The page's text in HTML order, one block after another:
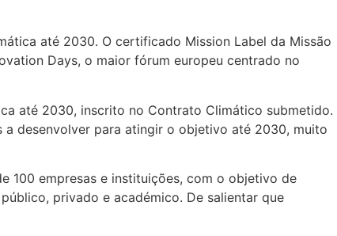
até 2030. O certificado Mission Label da Missão
Days, o maior fórum europeu centrado no
até 2030, inscrito no Contrato Climático submetido.
a desenvolver para atingir o objetivo até 2030, muito
100 empresas e instituições, com o objetivo de
privado e académico. De salientar que